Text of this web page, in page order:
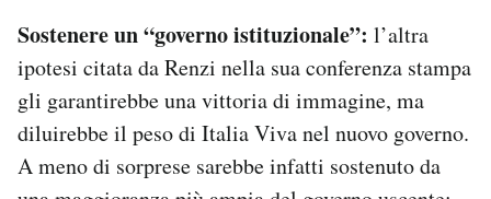
Sostenere un “governo istituzionale”: l’altra
ipotesi citata da Renzi nella sua conferenza stampa
gli garantirebbe una vittoria di immagine, ma
diluirebbe il peso di Italia Viva nel nuovo governo.
A meno di sorprese sarebbe infatti sostenuto da